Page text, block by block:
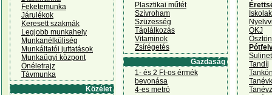
Feketemunka
Járulékok
Keresett szakmák
Legjobb munkahely
Munkanélküliség
Munkáltatói juttatások
Munkaügyi központ
Önéletrajz
Távmunka
Közélet
Plasztikai műtét
Szívroham
Szüzesség
Táplálkozás
Vitaminok
Zsírégetés
Gazdaság
1- és 2 Ft-os érmék
bevonása
4-es metró
OKJ
Sulinet
Tandíj